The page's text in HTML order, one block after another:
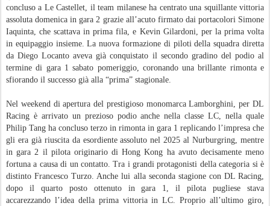
concluso a Le Castellet, il team milanese ha centrato una squillante vittoria
assoluta domenica in gara 2 grazie all’acuto firmato dai portacolori Simone
Iaquinta, che scattava in prima fila, e Kevin Gilardoni, per la prima volta
in equipaggio insieme. La nuova formazione di piloti della squadra diretta
da Diego Locanto aveva già conquistato il secondo gradino del podio al
termine di gara 1 sabato pomeriggio, coronando una brillante rimonta e
sfiorando il successo già alla “prima” stagionale.
Nel weekend di apertura del prestigioso monomarca Lamborghini, per DL
Racing è arrivato un prezioso podio anche nella classe LC, nella quale
Philip Tang ha concluso terzo in rimonta in gara 1 replicando l’impresa che
gli era già riuscita da esordiente assoluto nel 2025 al Nurburgring, mentre
in gara 2 il pilota originario di Hong Kong ha avuto decisamente meno
fortuna a causa di un contatto. Tra i grandi protagonisti della categoria si è
distinto Francesco Turzo. Anche lui alla seconda stagione con DL Racing,
dopo il quarto posto ottenuto in gara 1, il pilota pugliese stava
accarezzando l’idea della prima vittoria in LC. Proprio all’ultimo giro,